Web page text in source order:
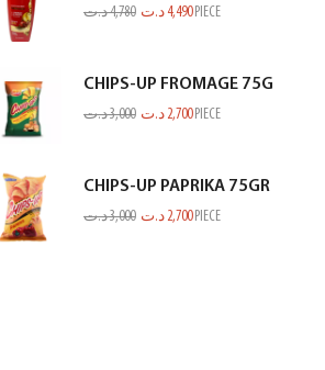
4,780د.ت 4,490 د.ت PIECE
CHIPS-UP FROMAGE 75G
3,000د.ت 2,700 د.ت PIECE
CHIPS-UP PAPRIKA 75GR
3,000د.ت 2,700 د.ت PIECE